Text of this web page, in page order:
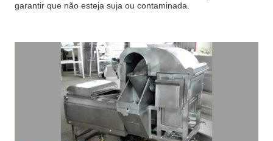
garantir que não esteja suja ou contaminada.